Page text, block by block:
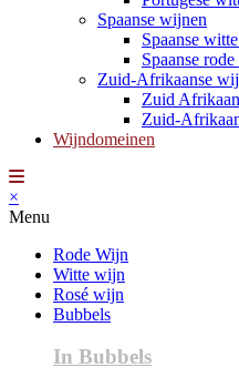
Spaanse wijnen
Spaanse
Spaanse
Zuid-Afrikaanse
Zuid
Zuid-
Wijndomeinen
×
Menu
Rode Wijn
Witte wijn
Rosé wijn
Bubbels
In Bubbels